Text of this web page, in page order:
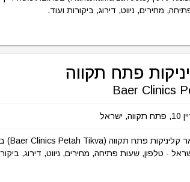
מחירים, ניווט, דירוג, ביקורות ועוד.
פתח תקווה
Baer Clinics
- טלפון, שעות פתיחה, מחירים, ניווט, דירוג,